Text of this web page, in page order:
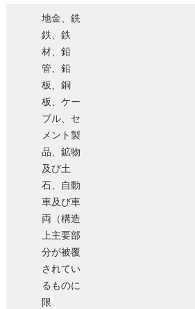
地金、銑
鉄、鉄
材、鉛
管、鉛
板、銅
板、ケー
ブル、セ
メント製
品、鉱物
及び土
石、自動
車及び車
両（構造
上主要部
分が被覆
されてい
るものに
限